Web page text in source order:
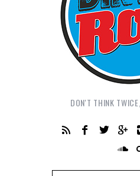
DON'T THINK